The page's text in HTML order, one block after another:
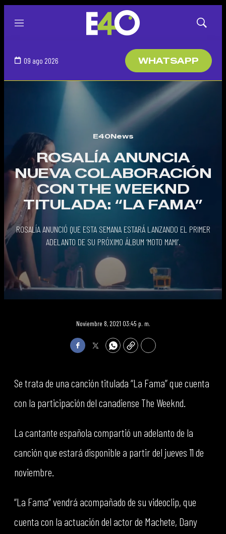
Menú
Mostrar
09 ago 2026 WHATSAPP
E40News
ROSALÍA ANUNCIA
NUEVA COLABORACIÓN
CON THE WEEKND
TITULADA: “LA FAMA”
ROSALÍA ANUNCIÓ QUE ESTA SEMANA ESTARÁ LANZANDO EL PRIMER
ADELANTO DE SU PRÓXIMO ÁLBUM ‘MOTO MAMI’.
Noviembre 8, 2021 03:45 p. m.
FacebookTwitterWhatsApp
Copy Print
Se trata de una canción titulada “La Fama” que cuenta
con la participación del canadiense The Weeknd.
La cantante española compartió un adelanto de la
canción que estará disponible a partir del jueves 11 de
noviembre.
“La Fama” vendrá acompañado de su videoclip, que
cuenta con la actuación del actor de Machete, Dany